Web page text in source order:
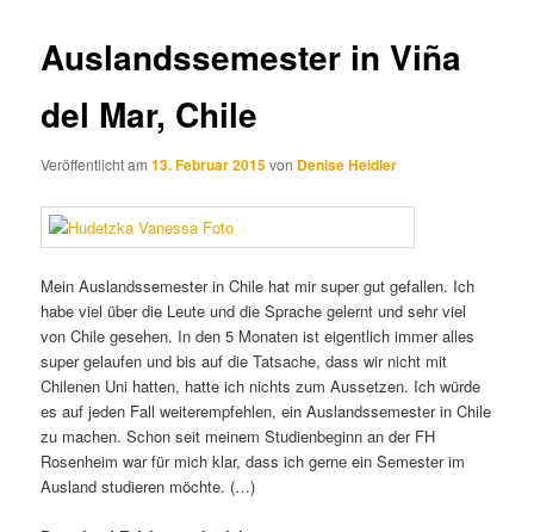
Auslandssemester in Viña
del Mar, Chile
Veröffentlicht am13. Februar 2015von Denise Heidler
Mein Auslandssemester in Chile hat mir super gut gefallen. Ich
habe viel über die Leute und die Sprache gelernt und sehr viel
von Chile gesehen. In den 5 Monaten ist eigentlich immer alles
super gelaufen und bis auf die Tatsache, dass wir nicht mit
Chilenen Uni hatten, hatte ich nichts zum Aussetzen. Ich würde
es auf jeden Fall weiterempfehlen, ein Auslandssemester in Chile
zu machen. Schon seit meinem Studienbeginn an der FH
Rosenheim war für mich klar, dass ich gerne ein Semester im
Ausland studieren möchte. (…)